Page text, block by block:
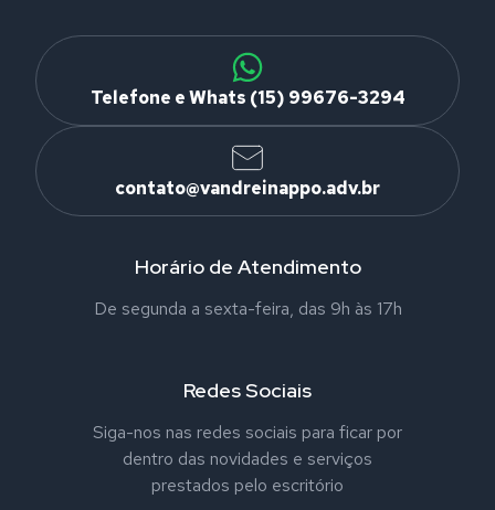
Telefone e Whats (15) 99676-3294
contato@vandreinappo.adv.br
Horário de Atendimento
De segunda a sexta-feira, das 9h às 17h
Redes Sociais
Siga-nos nas redes sociais para ficar por
dentro das novidades e serviços
prestados pelo escritório